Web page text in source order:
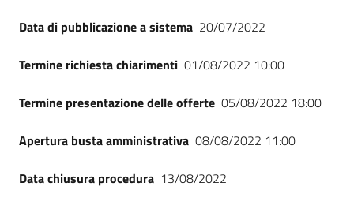
Data di pubblicazione a sistema 20/07/2022
Termine richiesta chiarimenti 01/08/2022 10:00
Termine presentazione delle offerte 05/08/2022 18:00
Apertura busta amministrativa 08/08/2022 11:00
Data chiusura procedura 13/08/2022